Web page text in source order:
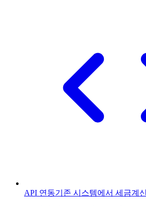
API 연동기존 시스템에서 세금계